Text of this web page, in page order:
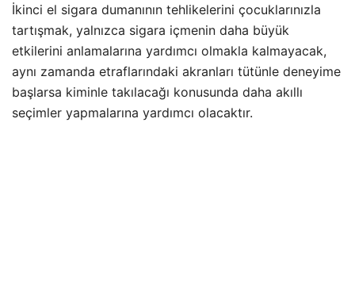
İkinci el sigara dumanının tehlikelerini çocuklarınızla
tartışmak, yalnızca sigara içmenin daha büyük
etkilerini anlamalarına yardımcı olmakla kalmayacak,
aynı zamanda etraflarındaki akranları tütünle deneyime
başlarsa kiminle takılacağı konusunda daha akıllı
seçimler yapmalarına yardımcı olacaktır.